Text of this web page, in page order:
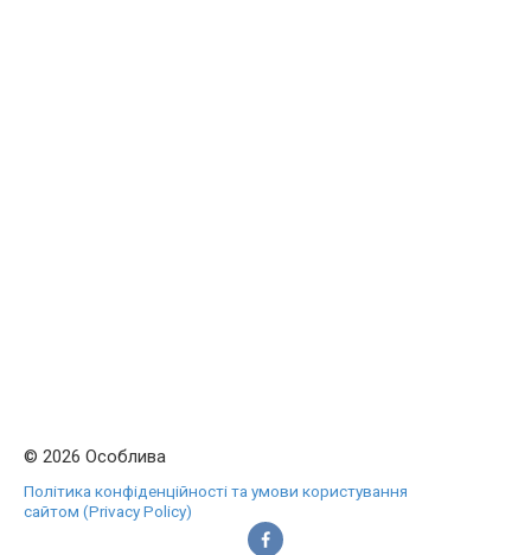
© 2026 Особлива
Політика конфіденційності та умови користування
сайтом (Privacy Policy)